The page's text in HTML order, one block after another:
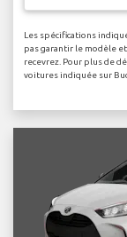
Les spécifications
pas garantir le modèle
recevrez. Pour plus de
voitures indiquée sur